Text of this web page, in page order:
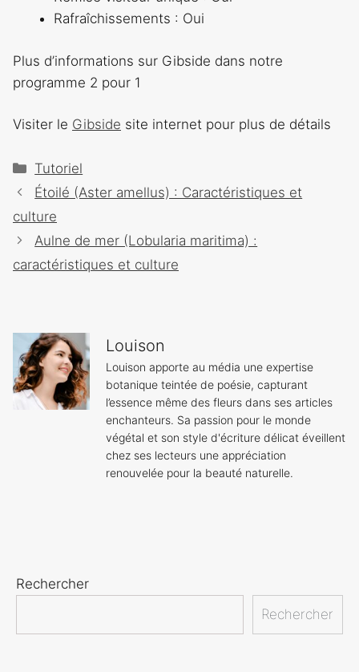
Rafraîchissements : Oui
Plus d’informations sur Gibside dans notre
programme 2 pour 1
Visiter le Gibside site internet pour plus de détails
Catégories
Tutoriel
Navigation
des
Étoilé (Aster amellus) : Caractéristiques et
culture
Aulne de mer (Lobularia maritima) :
caractéristiques et culture
Louison
Louison apporte au média une expertise
botanique teintée de poésie, capturant
l’essence même des fleurs dans ses articles
enchanteurs. Sa passion pour le monde
végétal et son style d'écriture délicat éveillent
chez ses lecteurs une appréciation
renouvelée pour la beauté naturelle.
Rechercher
Rechercher